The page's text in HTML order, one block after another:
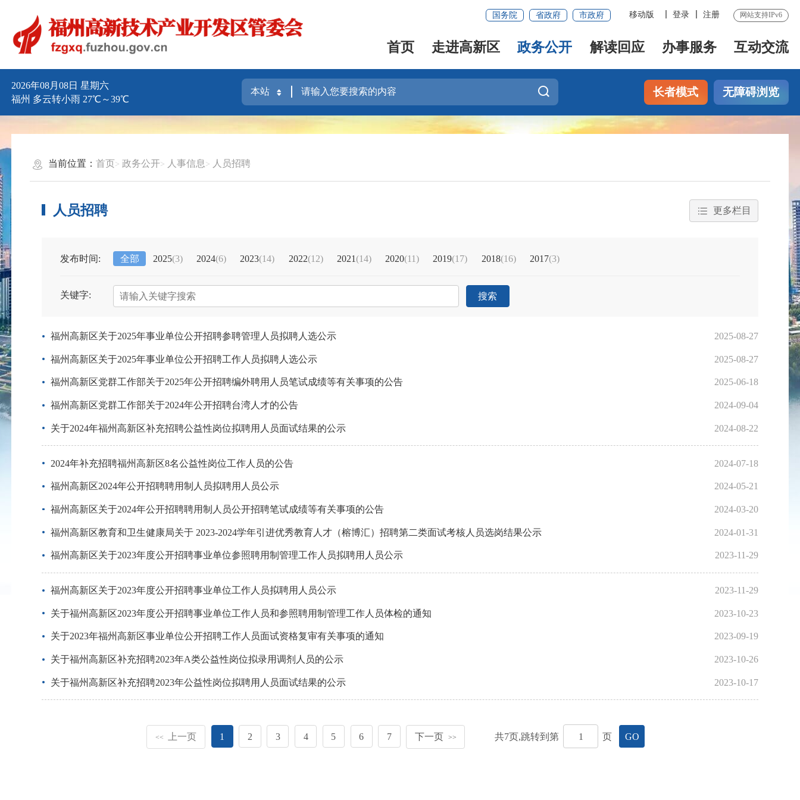
国务院 省政府 市政府 移动版 登录 注册 网站支持IPv6
首页 走进高新区 政务公开 解读回应 办事服务 互动交流
2026年08月08日 星期六
福州 多云转小雨 27℃～39℃
长者模式 无障碍浏览
当前位置： 首页 政务公开 人事信息 人员招聘
人员招聘 更多栏目
发布时间: 全部 2025(3) 2024(6) 2023(14) 2022(12) 2021(14) 2020(11) 2019(17) 2018(16) 2017(3)
关键字: 搜索
福州高新区关于2025年事业单位公开招聘参聘管理人员拟聘人选公示 2025-08-27
福州高新区关于2025年事业单位公开招聘工作人员拟聘人选公示 2025-08-27
福州高新区党群工作部关于2025年公开招聘编外聘用人员笔试成绩等有关事项的公告 2025-06-18
福州高新区党群工作部关于2024年公开招聘台湾人才的公告 2024-09-04
关于2024年福州高新区补充招聘公益性岗位拟聘用人员面试结果的公示 2024-08-22
2024年补充招聘福州高新区8名公益性岗位工作人员的公告 2024-07-18
福州高新区2024年公开招聘聘用制人员拟聘用人员公示 2024-05-21
福州高新区关于2024年公开招聘聘用制人员公开招聘笔试成绩等有关事项的公告 2024-03-20
福州高新区教育和卫生健康局关于 2023-2024学年引进优秀教育人才（榕博汇）招聘第二类面试考核人员选岗结果公示 2024-01-31
福州高新区关于2023年度公开招聘事业单位参照聘用制管理工作人员拟聘用人员公示 2023-11-29
福州高新区关于2023年度公开招聘事业单位工作人员拟聘用人员公示 2023-11-29
关于福州高新区2023年度公开招聘事业单位工作人员和参照聘用制管理工作人员体检的通知 2023-10-23
关于2023年福州高新区事业单位公开招聘工作人员面试资格复审有关事项的通知 2023-09-19
关于福州高新区补充招聘2023年A类公益性岗位拟录用调剂人员的公示 2023-10-26
关于福州高新区补充招聘2023年公益性岗位拟聘用人员面试结果的公示 2023-10-17
<< 上一页 1 2 3 4 5 6 7 下一页 >> 共7页,跳转到第 页 GO